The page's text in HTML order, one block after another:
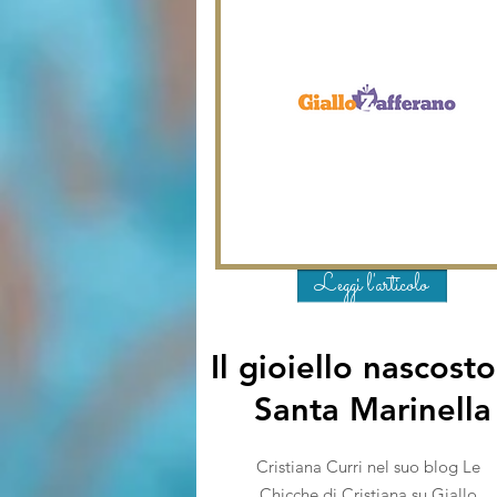
Leggi l'articolo
Il gioiello
Santa Marinella
Cristiana Curri nel suo blog Le